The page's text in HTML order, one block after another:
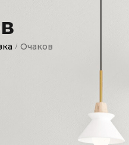
Без фильтра
Смакові (капсула)
/ Очаков